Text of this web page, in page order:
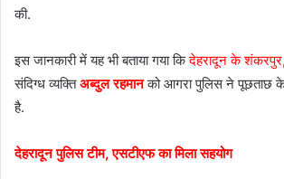
की.
इस जानकारी में यह भी बताया गया किदेहरादून के
संदिग्ध व्यक्तिअब्दुल रहमान को आगरा पुलिस ने पूछताछ के
है.
देहरादून पुलिस टीम, एसटीएफ का मिला सहयोग